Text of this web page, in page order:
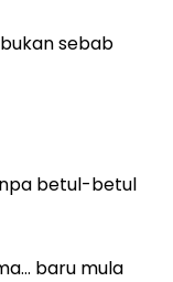
sebab
betul-betul
baru mula